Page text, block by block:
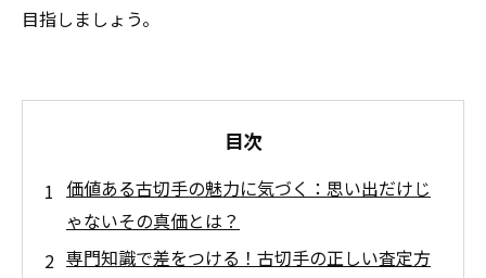
目指しましょう。
目次
価値ある古切手の魅力に気づく：思い出だけじ
ゃないその真価とは？
専門知識で差をつける！古切手の正しい査定方